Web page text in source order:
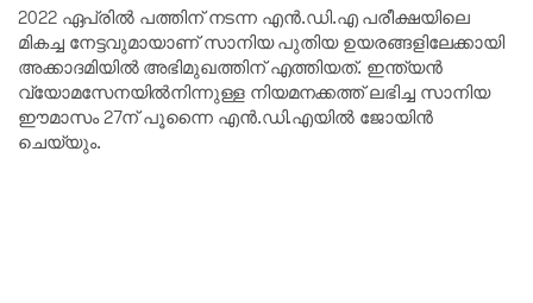
2022 ഏപ്രിൽ പത്തിന് നടന്ന എൻ.ഡി.എ പരീക്ഷയിലെ
മികച്ച നേട്ടവുമായാണ് സാനിയ പുതിയ ഉയരങ്ങളിലേക്കായി
അക്കാദമിയിൽ അഭിമുഖത്തിന് എത്തിയത്. ഇന്ത്യൻ
വ്യോമസേനയിൽനിന്നുള്ള നിയമനക്കത്ത് ലഭിച്ച സാനിയ
ഈമാസം 27ന് പൂന്നൈ എൻ.ഡി.എയിൽ ജോയിൻ
ചെയ്യും.